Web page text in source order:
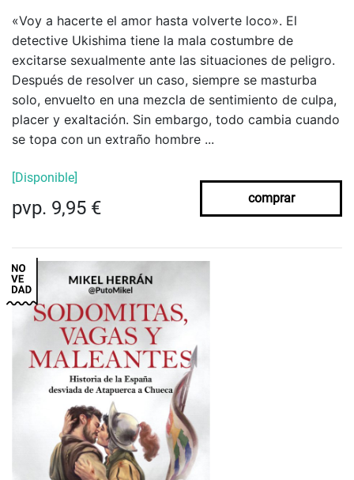
«Voy a hacerte el amor hasta volverte loco». El
detective Ukishima tiene la mala costumbre de
excitarse sexualmente ante las situaciones de peligro.
Después de resolver un caso, siempre se masturba
solo, envuelto en una mezcla de sentimiento de culpa,
placer y exaltación. Sin embargo, todo cambia cuando
se topa con un extraño hombre ...
[Disponible]
pvp. 9,95 € comprar